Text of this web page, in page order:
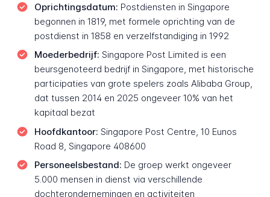
Oprichtingsdatum: Postdiensten in Singapore
begonnen in 1819, met formele oprichting van de
postdienst in 1858 en verzelfstandiging in 1992
Moederbedrijf: Singapore Post Limited is een
beursgenoteerd bedrijf in Singapore, met historische
participaties van grote spelers zoals Alibaba Group,
dat tussen 2014 en 2025 ongeveer 10% van het
kapitaal bezat
Hoofdkantoor: Singapore Post Centre, 10 Eunos
Road 8, Singapore 408600
Personeelsbestand: De groep werkt ongeveer
5.000 mensen in dienst via verschillende
dochterondernemingen en activiteiten